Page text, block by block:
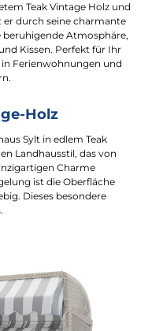
Teak Vintage Holz und
er durch seine charmante
beruhigende Atmosphäre,
Kissen. Perfekt für Ihr
Ferienwohnungen und
Holz
Sylt in edlem Teak
Landhausstil, das von
Charme
ist die Oberfläche
Dieses besondere